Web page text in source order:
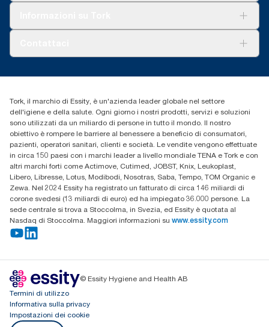
+39 0331 443896
Tork, il marchio di Essity, è un'azienda leader globale nel settore
dell'igiene e della salute. Ogni giorno i nostri prodotti, servizi e soluzioni
sono utilizzati da un miliardo di persone in tutto il mondo. Il nostro
obiettivo è rompere le barriere al benessere a beneficio di consumatori,
pazienti, operatori sanitari, clienti e società. Le vendite vengono effettuate
in circa 150 paesi con i marchi leader a livello mondiale TENA e Tork e con
altri marchi forti come Actimove, Cutimed, JOBST, Knix, Leukoplast,
Libero, Libresse, Lotus, Modibodi, Nosotras, Saba, Tempo, TOM Organic e
Zewa. Nel 2024 Essity ha registrato un fatturato di circa 146 miliardi di
corone svedesi (13 miliardi di euro) ed ha impiegato 36.000 persone. La
sede centrale si trova a Stoccolma, in Svezia, ed Essity è quotata al
Nasdaq di Stoccolma. Maggiori informazioni su www.essity.com
© Essity Hygiene and Health AB
Termini di utilizzo
Informativa sulla privacy
Impostazioni dei cookie